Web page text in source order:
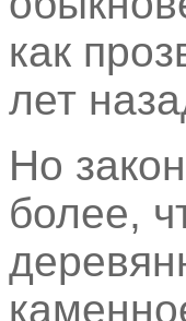
как
лет
Но
более,